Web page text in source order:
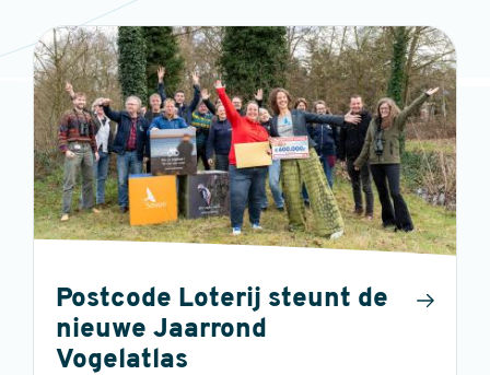
Postcode Loterij steunt de
nieuwe Jaarrond
Vogelatlas